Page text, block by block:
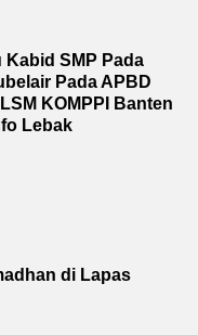
SMP Pada
Pada APBD
KOMPPI Banten
Lebak
di Lapas